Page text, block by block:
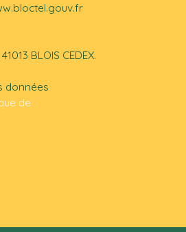
BLOIS CEDEX.
données
de